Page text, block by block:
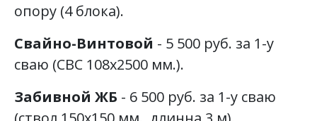
опору (4 блока).
Свайно-Винтовой - 5 500 руб. за 1-у
сваю (СВС 108х2500 мм.).
Забивной ЖБ - 6 500 руб. за 1-у сваю